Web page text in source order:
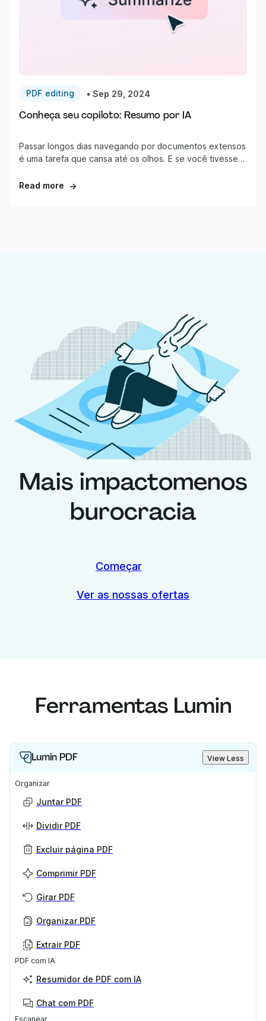
PDF editing • Sep 29, 2024
Conheça seu copiloto: Resumo por IA
Passar longos dias navegando por documentos extensos
é uma tarefa que cansa até os olhos. E se você tivesse
Read more
→
Mais impactomenos
burocracia
Começar
Ver as nossas ofertas
Ferramentas Lumin
Lumin PDF View Less
Organizar
Juntar PDF
Dividir PDF
Excluir página PDF
Comprimir PDF
Girar PDF
Organizar PDF
Extrair PDF
PDF com IA
Resumidor de PDF com IA
Chat com PDF
Escanear